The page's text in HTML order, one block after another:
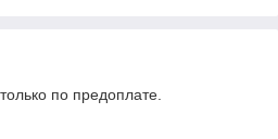
по предоплате.